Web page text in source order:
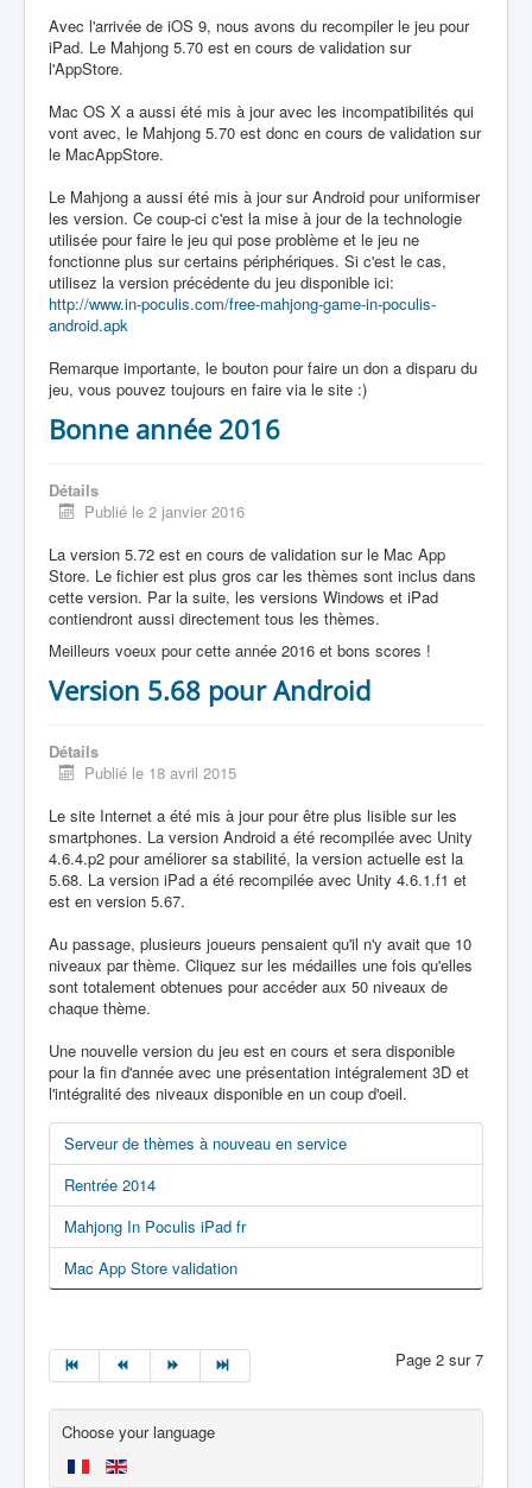
Avec l'arrivée de iOS 9, nous avons du recompiler le jeu pour
iPad. Le Mahjong 5.70 est en cours de validation sur
l'AppStore.
Mac OS X a aussi été mis à jour avec les incompatibilités qui
vont avec, le Mahjong 5.70 est donc en cours de validation sur
le MacAppStore.
Le Mahjong a aussi été mis à jour sur Android pour uniformiser
les version. Ce coup-ci c'est la mise à jour de la technologie
utilisée pour faire le jeu qui pose problème et le jeu ne
fonctionne plus sur certains périphériques. Si c'est le cas,
utilisez la version précédente du jeu disponible ici:
http://www.in-poculis.com/free-mahjong-game-in-poculis-
android.apk
Remarque importante, le bouton pour faire un don a disparu du
jeu, vous pouvez toujours en faire via le site :)
Bonne année 2016
Détails
Publié le 2 janvier 2016
La version 5.72 est en cours de validation sur le Mac App
Store. Le fichier est plus gros car les thèmes sont inclus dans
cette version. Par la suite, les versions Windows et iPad
contiendront aussi directement tous les thèmes.
Meilleurs voeux pour cette année 2016 et bons scores !
Version 5.68 pour Android
Détails
Publié le 18 avril 2015
Le site Internet a été mis à jour pour être plus lisible sur les
smartphones. La version Android a été recompilée avec Unity
4.6.4.p2 pour améliorer sa stabilité, la version actuelle est la
5.68. La version iPad a été recompilée avec Unity 4.6.1.f1 et
est en version 5.67.
Au passage, plusieurs joueurs pensaient qu'il n'y avait que 10
niveaux par thème. Cliquez sur les médailles une fois qu'elles
sont totalement obtenues pour accéder aux 50 niveaux de
chaque thème.
Une nouvelle version du jeu est en cours et sera disponible
pour la fin d'année avec une présentation intégralement 3D et
l'intégralité des niveaux disponible en un coup d'oeil.
Serveur de thèmes à nouveau en service
Rentrée 2014
Mahjong In Poculis iPad fr
Mac App Store validation
Page 2 sur 7
Choose your language